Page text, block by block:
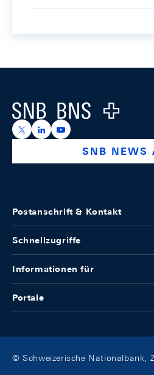
Logo
https://x.com/snb_bns
https://ch.linkedin.com/
https://
SNB NEWS
Postanschrift & Kontakt
Schnellzugriffe
Informationen für
Portale
© Schweizerische Nationalbank,